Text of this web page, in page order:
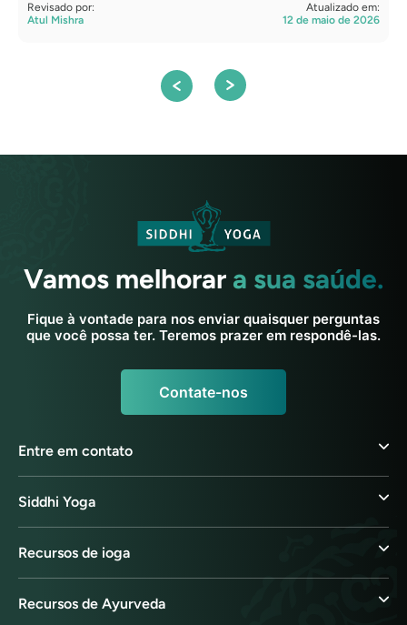
Revisado por:
Atul Mishra
Atualizado em:
12 de maio de 2026
Vamos melhorar a sua saúde.
Fique à vontade para nos enviar quaisquer perguntas
que você possa ter. Teremos prazer em respondê-las.
Contate-nos
Entre em contato
Siddhi Yoga
Recursos de ioga
Recursos de Ayurveda